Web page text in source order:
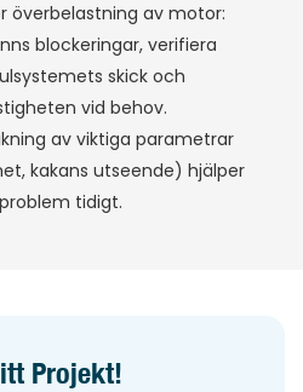
överbelastning av motor:
blockeringar, verifiera
skick och
vid behov.
av viktiga parametrar
kakans utseende) hjälper
tidigt.
Projekt!